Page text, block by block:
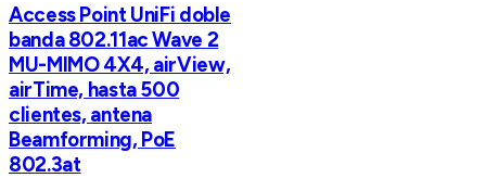
Access Point UniFi doble
banda 802.11ac Wave 2
MU-MIMO 4X4, airView,
airTime, hasta 500
clientes, antena
Beamforming, PoE
802.3at